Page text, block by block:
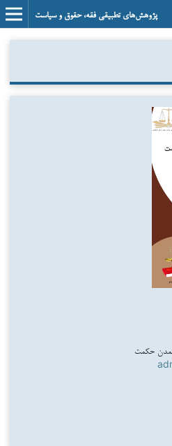
پژوهش‌های تطبیقی فقه، حقوق و سیاست
تمدن حکمت